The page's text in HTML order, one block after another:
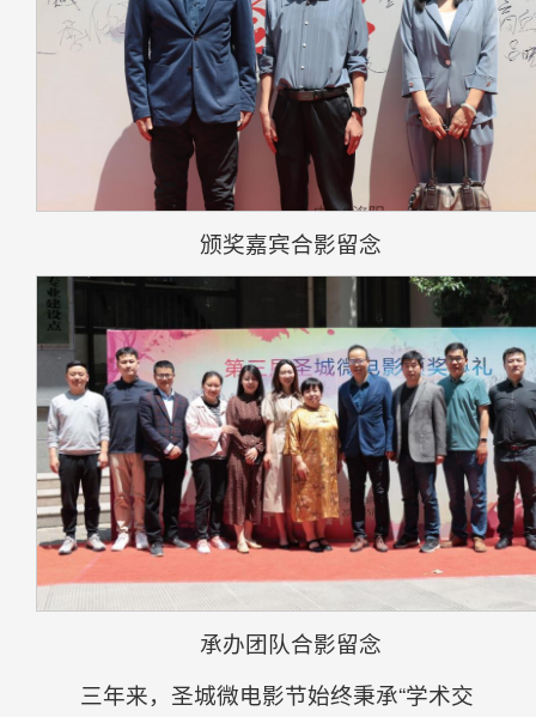
颁奖嘉宾合影留念
承办团队合影留念
三年来，圣城微电影节始终秉承“学术交